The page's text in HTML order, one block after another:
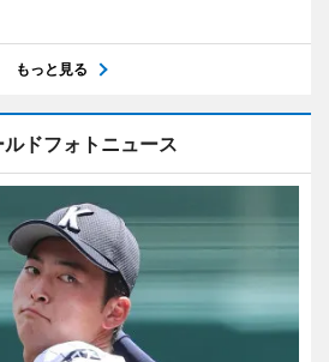
もっと見る
ルドフォトニュース